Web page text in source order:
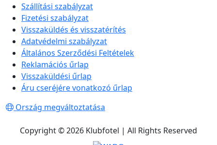
Szállítási szabályzat
Fizetési szabályzat
Visszaküldés és visszatérítés
Adatvédelmi szabályzat
Általános Szerződési Feltételek
Reklamációs űrlap
Visszaküldési űrlap
Áru cseréjére vonatkozó űrlap
Ország megváltoztatása
Copyright © 2026 Klubfotel | All Rights Reserved